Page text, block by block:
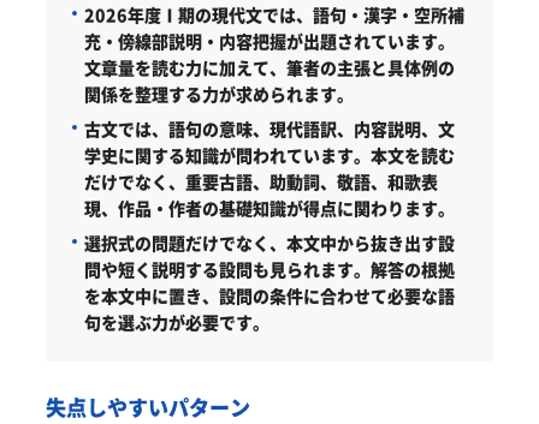
2026年度Ⅰ期の現代文では、語句・漢字・空所補
充・傍線部説明・内容把握が出題されています。
文章量を読む力に加えて、筆者の主張と具体例の
関係を整理する力が求められます。
古文では、語句の意味、現代語訳、内容説明、文
学史に関する知識が問われています。本文を読む
だけでなく、重要古語、助動詞、敬語、和歌表
現、作品・作者の基礎知識が得点に関わります。
選択式の問題だけでなく、本文中から抜き出す設
問や短く説明する設問も見られます。解答の根拠
を本文中に置き、設問の条件に合わせて必要な語
句を選ぶ力が必要です。
失点しやすいパターン